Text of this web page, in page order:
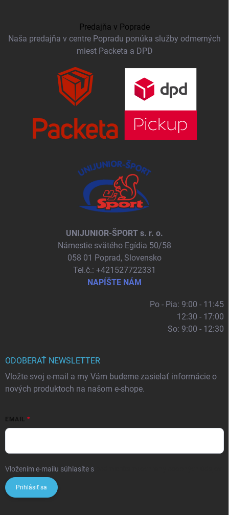
Predajňa v Poprade
Naša predajňa v centre Popradu ponúka služby odmerných
miest Packeta a DPD
UNIJUNIOR-ŠPORT s. r. o.
Námestie svätého Egídia 50/58
058 01 Poprad, Slovensko
Tel.č.: +421527722331
NAPÍŠTE NÁM
Po - Pia: 9:00 - 11:45
12:30 - 17:00
So: 9:00 - 12:30
ODOBERAŤ NEWSLETTER
Vložte svoj e-mail a my Vám budeme zasielať informácie o
nových produktoch na našom e-shope.
EMAIL
Vložením e-mailu súhlasíte s
Prihlásiť sa